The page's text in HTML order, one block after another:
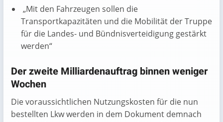
„Mit den Fahrzeugen sollen die
Transportkapazitäten und die Mobilität der Truppe
für die Landes- und Bündnisverteidigung gestärkt
werden“
Der zweite Milliardenauftrag binnen weniger
Wochen
Die voraussichtlichen Nutzungskosten für die nun
bestellten Lkw werden in dem Dokument demnach